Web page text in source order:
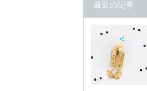
最近の記事